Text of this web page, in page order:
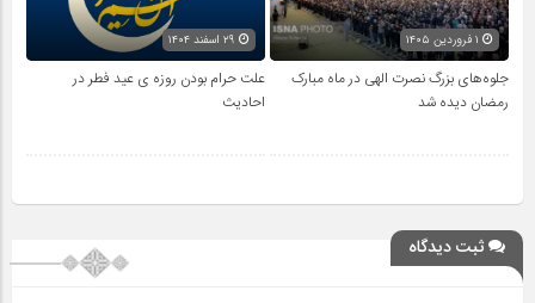
جلوه‌های بزرگ نصرت الهی در ماه مبارک
رمضان دیده شد
علت حرام بودن روزه ی عید فطر در
احادیث
ثبت دیدگاه